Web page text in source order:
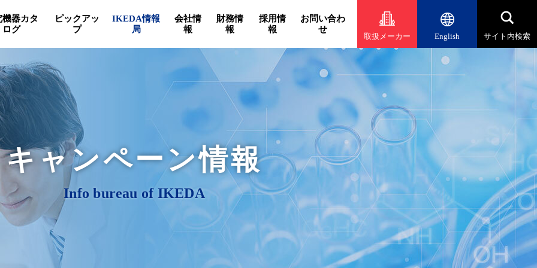
機器カタ
ログ
ピックアッ
プ
IKEDA情報
局
会社情
報
財務情
報
採用情
報
お問い合わ
せ
取扱メーカー English サイト内検索
キャンペーン情報